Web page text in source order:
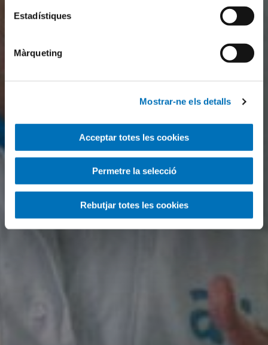
Estadístiques
Màrqueting
Mostrar-ne els detalls
Acceptar totes les cookies
Permetre la selecció
Rebutjar totes les cookies